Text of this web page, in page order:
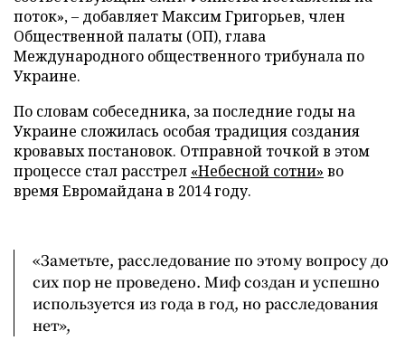
поток», – добавляет Максим Григорьев, член
Общественной палаты (ОП), глава
Международного общественного трибунала по
Украине.
По словам собеседника, за последние годы на
Украине сложилась особая традиция создания
кровавых постановок. Отправной точкой в этом
процессе стал расстрел «Небесной сотни» во
время Евромайдана в 2014 году.
«Заметьте, расследование по этому вопросу до
сих пор не проведено. Миф создан и успешно
используется из года в год, но расследования
нет»,